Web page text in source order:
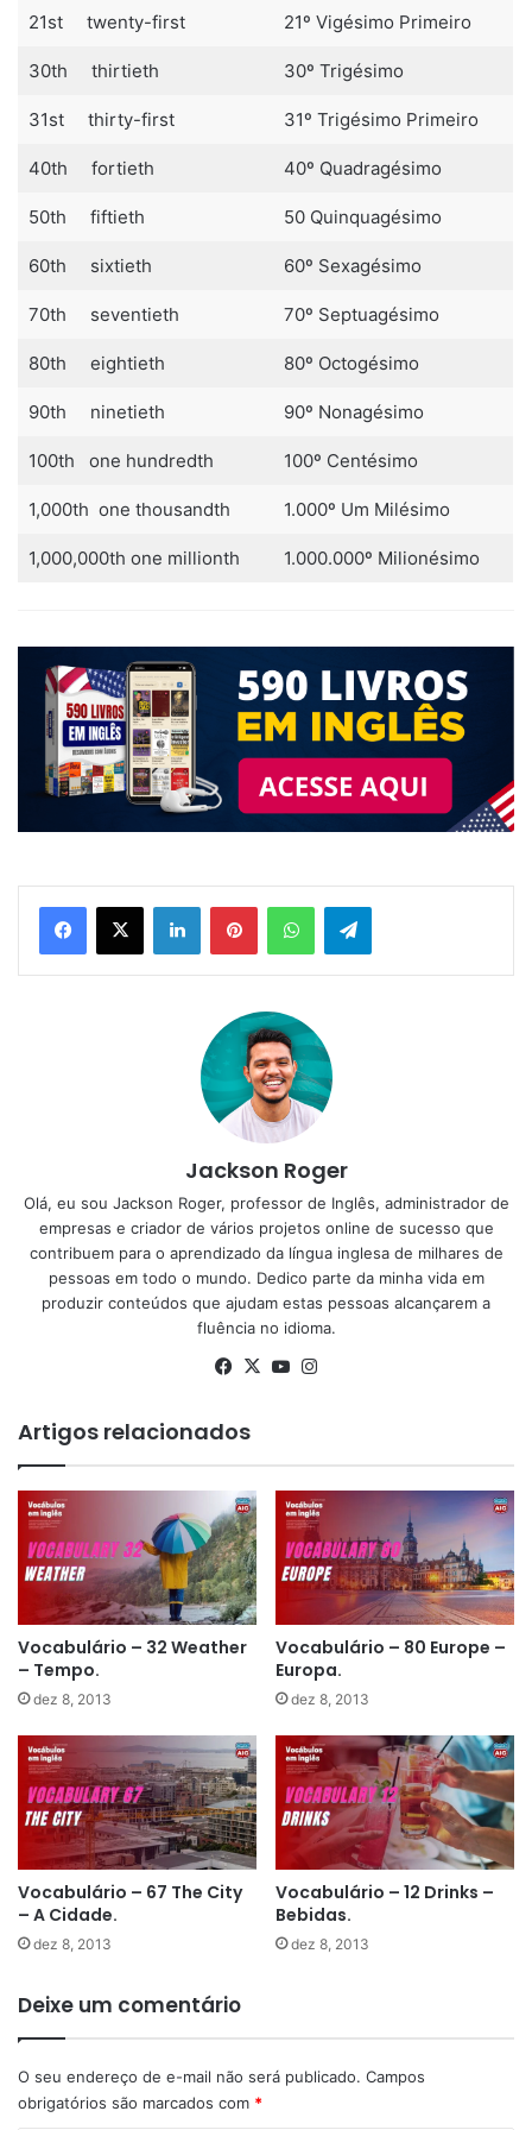
21st twenty-first 21º Vigésimo Primeiro
30th thirtieth 30º Trigésimo
31st thirty-first 31º Trigésimo Primeiro
40th fortieth 40º Quadragésimo
50th fiftieth 50 Quinquagésimo
60th sixtieth 60º Sexagésimo
70th seventieth 70º Septuagésimo
80th eightieth 80º Octogésimo
90th ninetieth 90º Nonagésimo
100th one hundredth 100º Centésimo
1,000th one thousandth 1.000º Um Milésimo
1,000,000th one millionth 1.000.000º Milionésimo
LinkedinPinterestWhatsAppTelegram
Jackson Roger
Olá, eu sou Jackson Roger, professor de Inglês, administrador de
empresas e criador de vários projetos online de sucesso que
contribuem para o aprendizado da língua inglesa de milhares de
pessoas em todo o mundo. Dedico parte da minha vida em
produzir conteúdos que ajudam estas pessoas alcançarem a
fluência no idioma.
Facebook
X YouTube
Artigos relacionados
Vocabulário – 32 Weather
– Tempo.
dez 8, 2013
Vocabulário – 80 Europe –
Europa.
dez 8, 2013
Vocabulário – 67 The City
– A Cidade.
dez 8, 2013
Vocabulário – 12 Drinks –
Bebidas.
dez 8, 2013
Deixe um comentário
O seu endereço de e-mail não será publicado. Campos
obrigatórios são marcados com *